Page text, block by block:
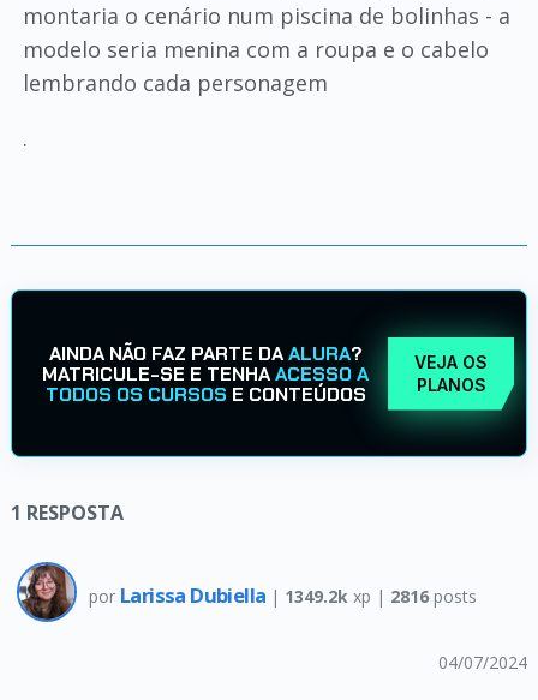
montaria o cenário num piscina de bolinhas - a
modelo seria menina com a roupa e o cabelo
lembrando cada personagem
.
AINDA NÃO FAZ PARTE DAALURA?
MATRICULE-SE E TENHAACESSO A
TODOS OS CURSOS E CONTEÚDOS
VEJA OS
PLANOS
1 RESPOSTA
por Larissa Dubiella | 1349.2k xp | 2816posts
04/07/2024